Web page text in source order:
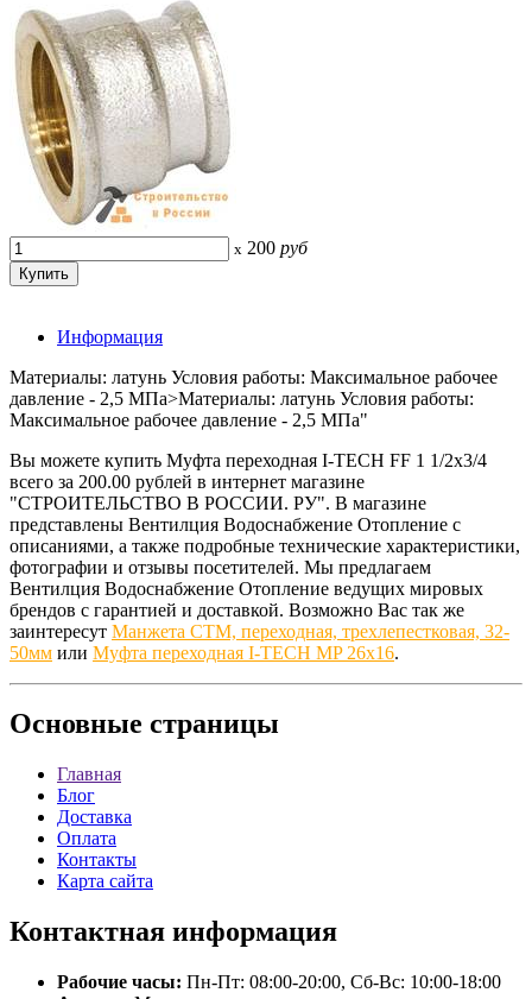
x 200 руб
Информация
Материалы: латунь Условия работы: Максимальное рабочее
давление - 2,5 МПа>Материалы: латунь Условия работы:
Максимальное рабочее давление - 2,5 МПа"
Вы можете купить Муфта переходная I-TECH FF 1 1/2x3/4
всего за 200.00 рублей в интернет магазине
"СТРОИТЕЛЬСТВО В РОССИИ. РУ". В магазине
представлены Вентилция Водоснабжение Отопление с
описаниями, а также подробные технические характеристики,
фотографии и отзывы посетителей. Мы предлагаем
Вентилция Водоснабжение Отопление ведущих мировых
брендов с гарантией и доставкой. Возможно Вас так же
заинтересут Манжета СТМ, переходная, трехлепестковая, 32-
50мм или Муфта переходная I-TECH MP 26x16.
Основные страницы
Главная
Блог
Доставка
Оплата
Контакты
Карта сайта
Контактная информация
Рабочие часы: Пн-Пт: 08:00-20:00, Сб-Вс: 10:00-18:00